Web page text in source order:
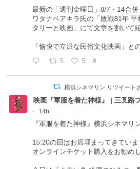
最新の「週刊金曜日」8/7・14合併
ワタナベアキラ氏の「敗戦81年
タリーと映画」にて文章を割いて
「愉快で立派な民俗文化映画」と
5 5 X
横浜シネマリン リツイート
映画『軍服を着た神様』 | 三叉路
·
14h
『軍服を着た神様』横浜シネマリ
15:20の回はお席埋まってきてい
オンラインチケット購入をお勧め